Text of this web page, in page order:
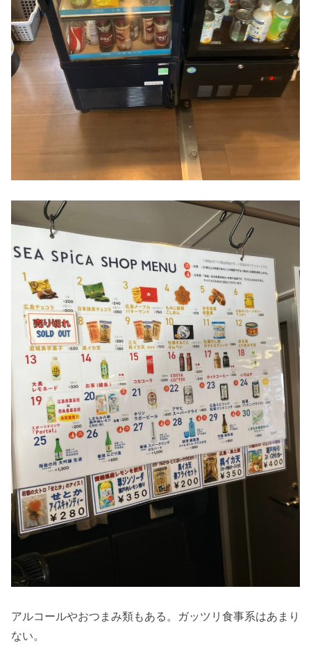
アルコールやおつまみ類もある。ガッツリ食事系はあまり
ない。